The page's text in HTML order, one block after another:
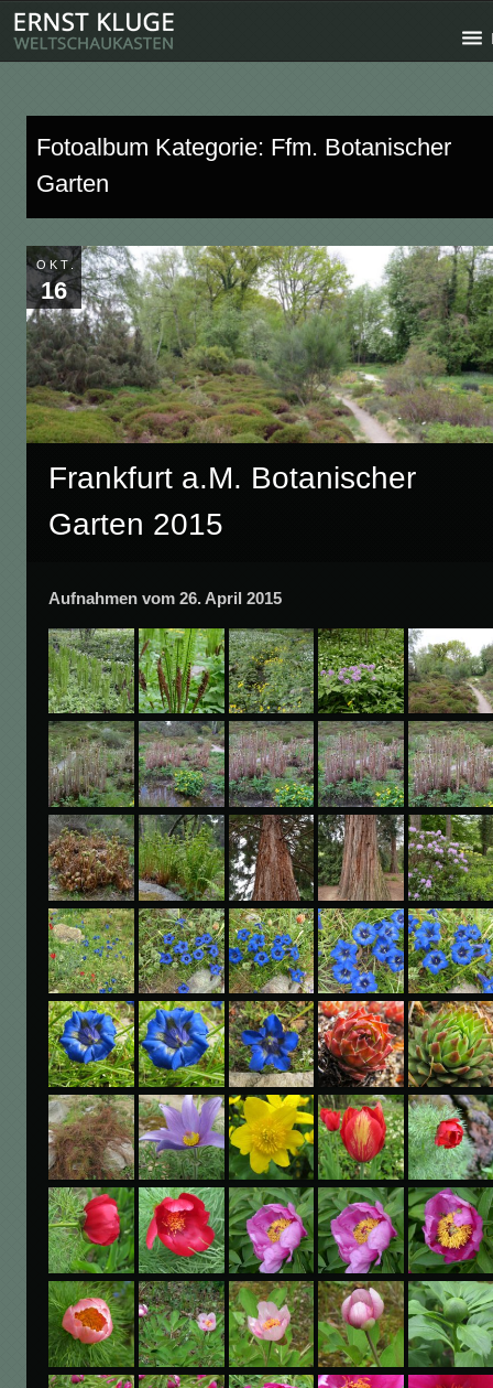
Fotoalbum Kategorie: Ffm. Botanischer
Garten
OKT.
16
Frankfurt a.M. Botanischer
Garten 2015
Aufnahmen vom 26. April 2015